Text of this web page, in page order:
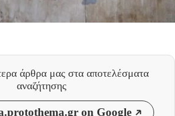
άρθρα μας στα αποτελέσματα
αναζήτησης
on Google